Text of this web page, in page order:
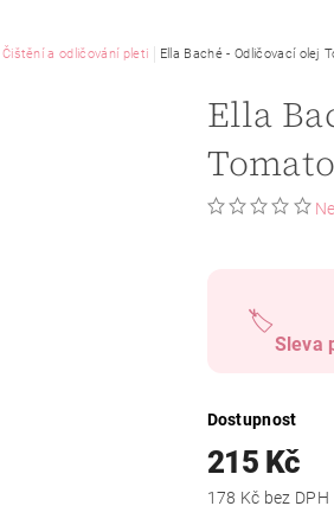
Čištění a odličování pleti Ella Baché - Odličovací olej
Ella
🏷️
Sleva
Dostupnost
215 Kč
178 Kč bez DPH